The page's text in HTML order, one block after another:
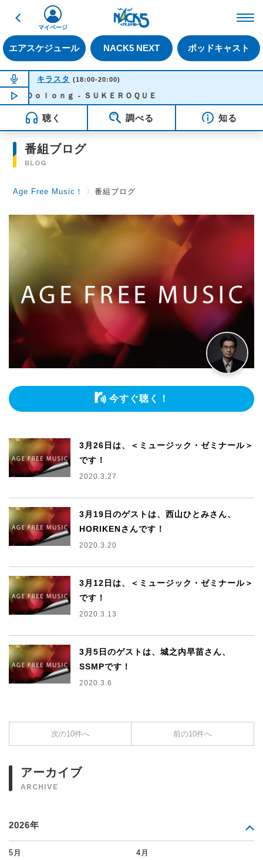
戻る
エアスケジュール NACK5 NEXT ポッドキャスト
マイページ
NOW ON AIR
キラスタ (18:00-20:00)
NOW PLAYING18:28
Ｏｏｌｏｎｇ - ＳＵＫＥＲＯＱＵＥ
聴く 調べる 知る
番組ブログ
BLOG
Age Free Music！ 〉番組ブログ
今すぐ聴く！
3月26日は、＜ミュージック・ゼミナール＞
です！
2020.3.27
3月19日のゲストは、西山ひとみさん、
HORIKENさんです！
2020.3.20
3月12日は、＜ミュージック・ゼミナール＞
です！
2020.3.13
3月5日のゲストは、城之内早苗さん、
SSMPです！
2020.3.6
次の10件へ 前の10件へ
アーカイブ
ARCHIVE
2026年
5月 4月